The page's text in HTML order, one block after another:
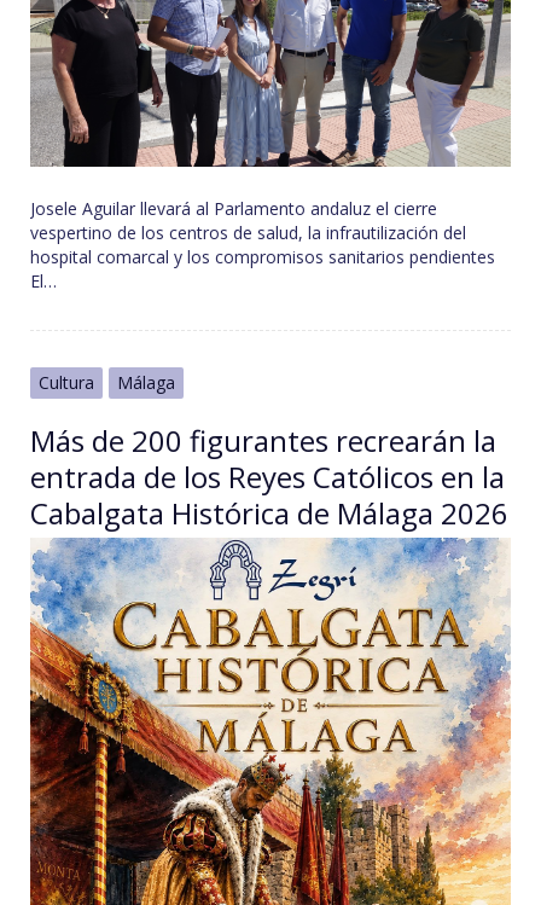
Josele Aguilar llevará al Parlamento andaluz el cierre
vespertino de los centros de salud, la infrautilización del
hospital comarcal y los compromisos sanitarios pendientes
El…
Cultura Málaga
Más de 200 figurantes recrearán la
entrada de los Reyes Católicos en la
Cabalgata Histórica de Málaga 2026